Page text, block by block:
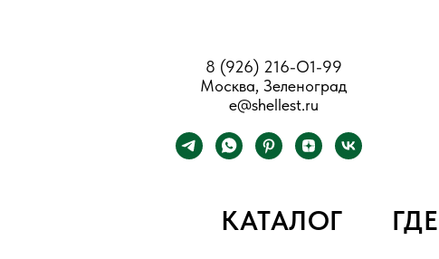
8 (926) 216-О1-99
Москва, Зеленоград
e@shellest.ru
КАТАЛОГ